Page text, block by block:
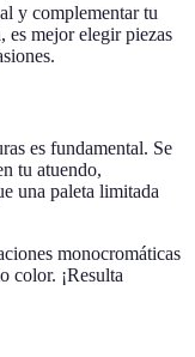
y complementar tu
es mejor elegir piezas
es fundamental. Se
tu atuendo,
una paleta limitada
monocromáticas
color. ¡Resulta